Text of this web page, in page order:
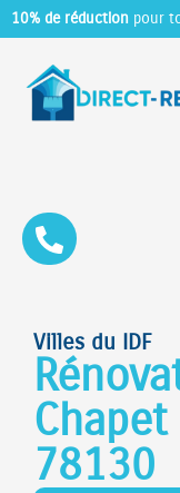
10% de réduction pour
Villes du IDF
Chapet
78130